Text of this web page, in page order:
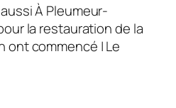
À Pleumeur-
la restauration de la
ont commencé | Le